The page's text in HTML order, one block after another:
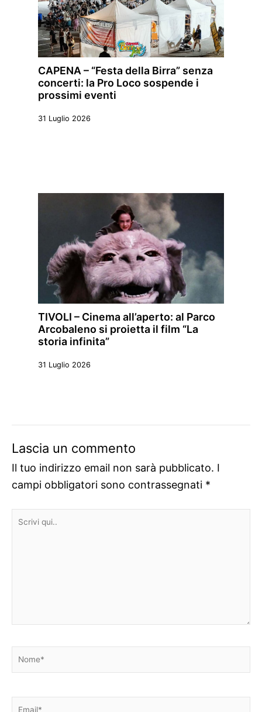
CAPENA – “Festa della Birra” senza
concerti: la Pro Loco sospende i
prossimi eventi
31 Luglio 2026
TIVOLI – Cinema all’aperto: al Parco
Arcobaleno si proietta il film “La
storia infinita”
31 Luglio 2026
Lascia un commento
Il tuo indirizzo email non sarà pubblicato. I
campi obbligatori sono contrassegnati *
Scrivi
Nome*
Email*